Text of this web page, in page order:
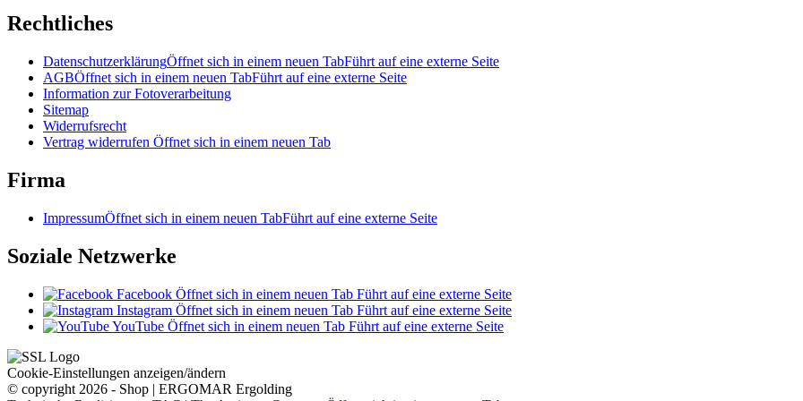
Rechtliches
DatenschutzerklärungÖffnet sich in einem neuen TabFührt auf eine externe Seite
AGBÖffnet sich in einem neuen TabFührt auf eine externe Seite
Information zur Fotoverarbeitung
Sitemap
Widerrufsrecht
Vertrag widerrufen Öffnet sich in einem neuen Tab
Firma
ImpressumÖffnet sich in einem neuen TabFührt auf eine externe Seite
Soziale Netzwerke
Facebook Öffnet sich in einem neuen Tab Führt auf eine externe Seite
Instagram Öffnet sich in einem neuen Tab Führt auf eine externe Seite
YouTube Öffnet sich in einem neuen Tab Führt auf eine externe Seite
Cookie-Einstellungen anzeigen/ändern
© copyright 2026 - Shop | ERGOMAR Ergolding